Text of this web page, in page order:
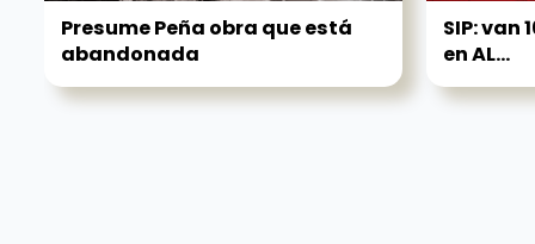
Presume Peña obra que está
abandonada
SIP: van
en AL...